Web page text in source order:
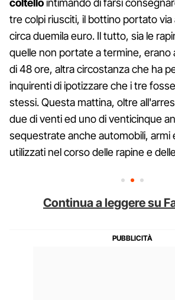
coltello intimando di farsi
tre colpi riusciti, il bottino portato
circa duemila euro. Il tutto, sia le
quelle non portate a termine, erano
di 48 ore, altra circostanza che ha
inquirenti di ipotizzare che i tre
stessi. Questa mattina, oltre
due di venti ed uno di venticinque
sequestrate anche automobili, armi
utilizzati nel corso delle rapine e
Continua a leggere su